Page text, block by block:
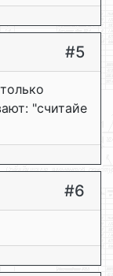
#5
"считайе
#6